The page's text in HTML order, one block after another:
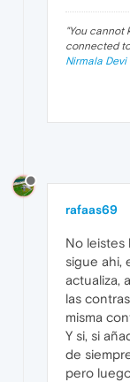
"You cannot
connected
Nirmala Devi
rafaas69
No leistes
sigue ahi,
actualiza,
las
misma
Y si, si
de
pero